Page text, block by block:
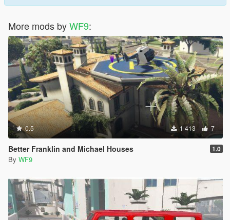
More mods byWF9:
0.5 1 413 7
Better Franklin and Michael Houses 1.0
By WF9